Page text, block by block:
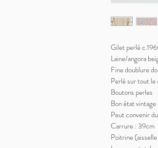
Gilet perlé
Laine/angora
Fine doublure
Perlé sur tout le
Boutons perles
Bon état
Peut convenir
Carrure : 39cm
Poitrine